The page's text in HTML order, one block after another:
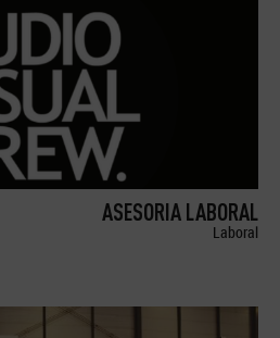
ASESORIA LABORAL
Laboral